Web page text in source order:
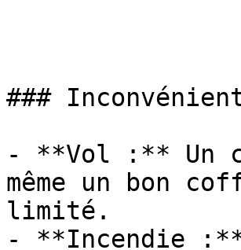
###
- **Vol :** Un
même un bon
limité.
- **Incendie